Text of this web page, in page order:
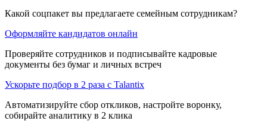
Какой соцпакет вы предлагаете семейным сотрудникам?
Оформляйте кандидатов онлайн
Проверяйте сотрудников и подписывайте кадровые
документы без бумаг и личных встреч
Ускорьте подбор в 2 раза с Talantix
Автоматизируйте сбор откликов, настройте воронку,
собирайте аналитику в 2 клика